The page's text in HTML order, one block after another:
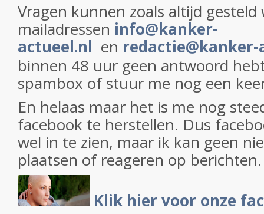
Vragen kunnen zoals altijd gesteld
mailadressen info@kanker-
actueel.nl en
binnen 48 uur geen antwoord
spambox of stuur me nog een
En helaas maar het is me nog
facebook te herstellen. Dus
wel in te zien, maar ik kan geen
plaatsen of reageren op berichten.
Klik hier voor onze